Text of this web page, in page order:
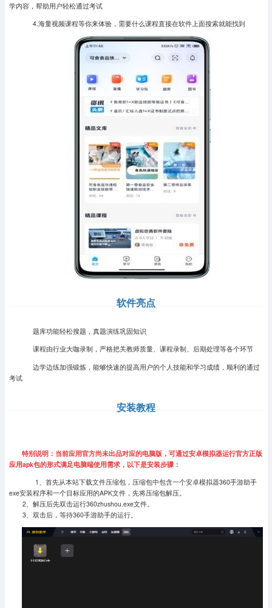
学内容，帮助用户轻松通过考试
4.海量视频课程等你来体验，需要什么课程直接在软件上面搜索就能找到
软件亮点
题库功能轻松搜题，真题演练巩固知识
课程由行业大咖录制，严格把关教师质量、课程录制、后期处理等各个环节
边学边练加强锻炼，能够快速的提高用户的个人技能和学习成绩，顺利的通过
考试
安装教程
特别说明：当前应用官方尚未出品对应的电脑版，可通过安卓模拟器运行官方正版
应用apk包的形式满足电脑端使用需求，以下是安装步骤：
1、首先从本站下载文件压缩包，压缩包中包含一个安卓模拟器360手游助手
exe安装程序和一个目标应用的APK文件，先将压缩包解压。
2、解压后先双击运行360zhushou.exe文件。
3、双击后，等待360手游助手的运行。